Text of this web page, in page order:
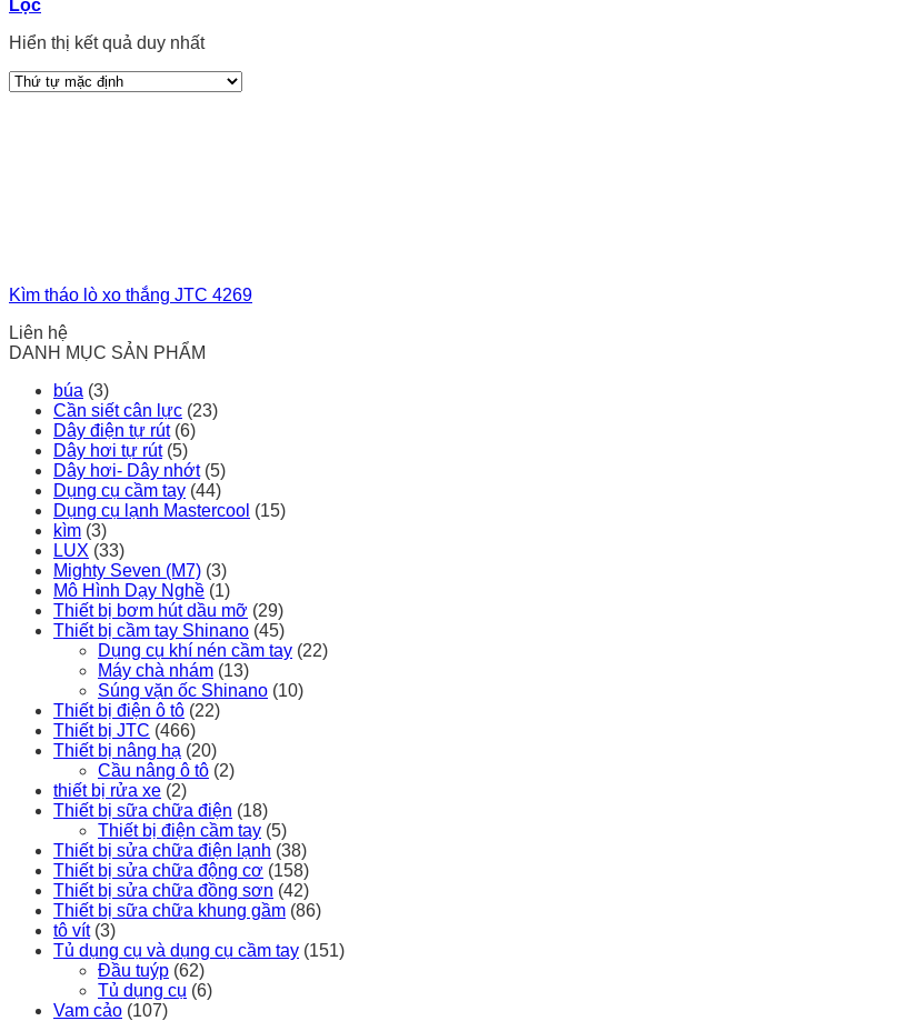
Lọc
Hiển thị kết quả duy nhất
Kìm tháo lò xo thắng JTC 4269
Liên hệ
DANH MỤC SẢN PHẨM
búa (3)
Cần siết cân lực (23)
Dây điện tự rút (6)
Dây hơi tự rút (5)
Dây hơi- Dây nhớt (5)
Dụng cụ cầm tay (44)
Dụng cụ lạnh Mastercool (15)
kìm (3)
LUX (33)
Mighty Seven (M7) (3)
Mô Hình Dạy Nghề (1)
Thiết bị bơm hút dầu mỡ (29)
Thiết bị cầm tay Shinano (45)
Dụng cụ khí nén cầm tay (22)
Máy chà nhám (13)
Súng vặn ốc Shinano (10)
Thiết bị điện ô tô (22)
Thiết bị JTC (466)
Thiết bị nâng hạ (20)
Cầu nâng ô tô (2)
thiết bị rửa xe (2)
Thiết bị sữa chữa điện (18)
Thiết bị điện cầm tay (5)
Thiết bị sửa chữa điện lạnh (38)
Thiết bị sửa chữa động cơ (158)
Thiết bị sửa chữa đồng sơn (42)
Thiết bị sữa chữa khung gầm (86)
tô vít (3)
Tủ dụng cụ và dụng cụ cầm tay (151)
Đầu tuýp (62)
Tủ dụng cụ (6)
Vam cảo (107)